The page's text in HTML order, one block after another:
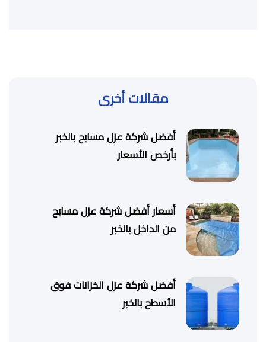
مقالات أخرى
أفضل شركة عزل مسابح بالخبر
بأرخص الأسعار
أسعار أفضل شركة عزل مسابح
من الداخل بالخبر
أفضل شركة عزل الخزانات فوق
الأسطح بالخبر